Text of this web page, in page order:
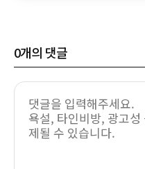
0개의 댓글